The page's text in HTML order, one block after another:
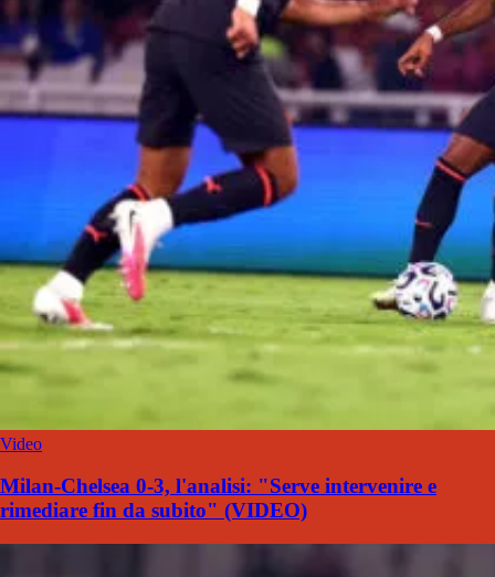
Video
Milan-Chelsea 0-3, l'analisi: "Serve intervenire e
rimediare fin da subito" (VIDEO)